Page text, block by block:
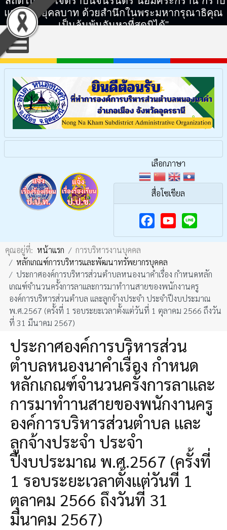
แทบพระยุคลบาท ด้วยสำนึกในพระมหากรุณาธิคุณ
เป็นล้นพ้นอันหาที่สุดมิได้"
เลือกภาษา
สื่อโซเชียล
F
c
e
b
o
k
Y
T
u
b
คุณอยู่ที่: หน้าแรก
การบริหารงานบุคคล
หลักเกณฑ์การบริหารและพัฒนาทรัพยากรบุคคล
ประกาศองค์การบริหารส่วนตำบลหนองนาคำเรื่อง กำหนดหลัก
เกณฑ์จำนวนครั้งการลาเเละการมาทำานสายของพนักงานครู
องค์การบริหารส่วนตำบล เเละลูกจ้างประจำ ประจำปีงบประมาณ
พ.ศ.2567 (ครั้งที่ 1 รอบระยะเวลาตั้งเเต่วันที่ 1 ตุลาคม 2566 ถึงวัน
ที่ 31 มีนาคม 2567)
ประกาศองค์การบริหารส่วน
ตำบลหนองนาคำเรื่อง กำหนด
หลักเกณฑ์จำนวนครั้งการลาเเละ
การมาทำานสายของพนักงานครู
องค์การบริหารส่วนตำบล เเละ
ลูกจ้างประจำ ประจำ
ปีงบประมาณ พ.ศ.2567 (ครั้งที่
1 รอบระยะเวลาตั้งเเต่วันที่ 1
ตุลาคม 2566 ถึงวันที่ 31
มีนาคม 2567)